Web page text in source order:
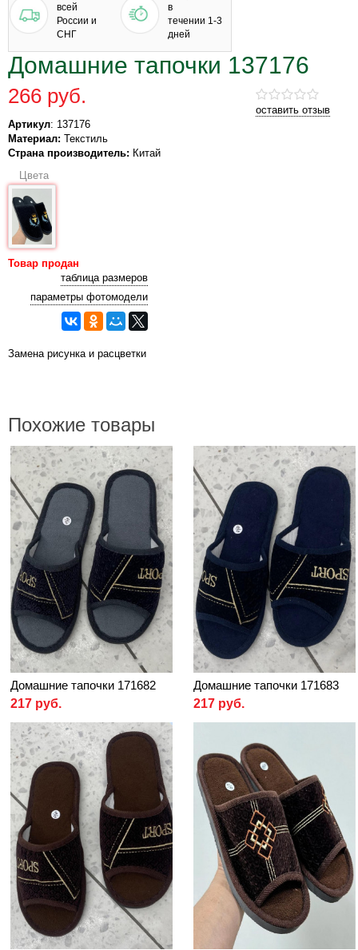
всей
России и
СНГ
в
течении 1-3
дней
Домашние тапочки 137176
оставить отзыв
266 руб.
Артикул: 137176
Материал: Текстиль
Страна производитель: Китай
Цвета
Товар продан
таблица размеров
параметры фотомодели
Замена рисунка и расцветки
Похожие товары
Домашние тапочки 171682
217 руб.
Домашние тапочки 171683
217 руб.